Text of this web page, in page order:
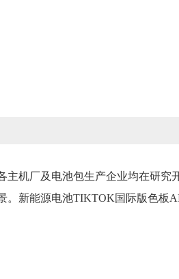
主机厂及电池包生产企业均在研究
。新能源电池TIKTOK国际版色板